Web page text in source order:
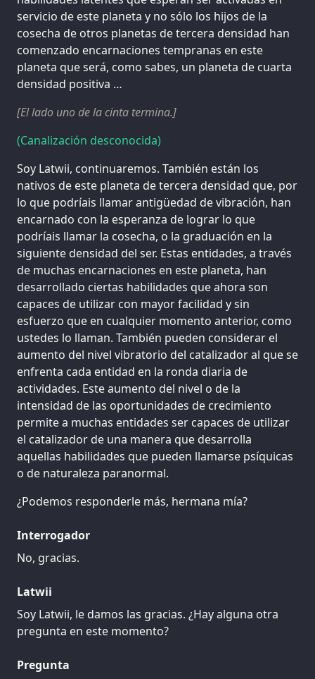
servicio de este planeta y no sólo los hijos de la
cosecha de otros planetas de tercera densidad han
comenzado encarnaciones tempranas en este
planeta que será, como sabes, un planeta de cuarta
densidad positiva …
[El lado uno de la cinta termina.]
(Canalización desconocida)
Soy Latwii, continuaremos. También están los
nativos de este planeta de tercera densidad que, por
lo que podríais llamar antigüedad de vibración, han
encarnado con la esperanza de lograr lo que
podríais llamar la cosecha, o la graduación en la
siguiente densidad del ser. Estas entidades, a través
de muchas encarnaciones en este planeta, han
desarrollado ciertas habilidades que ahora son
capaces de utilizar con mayor facilidad y sin
esfuerzo que en cualquier momento anterior, como
ustedes lo llaman. También pueden considerar el
aumento del nivel vibratorio del catalizador al que se
enfrenta cada entidad en la ronda diaria de
actividades. Este aumento del nivel o de la
intensidad de las oportunidades de crecimiento
permite a muchas entidades ser capaces de utilizar
el catalizador de una manera que desarrolla
aquellas habilidades que pueden llamarse psíquicas
o de naturaleza paranormal.
¿Podemos responderle más, hermana mía?
Interrogador
No, gracias.
Latwii
Soy Latwii, le damos las gracias. ¿Hay alguna otra
pregunta en este momento?
Pregunta